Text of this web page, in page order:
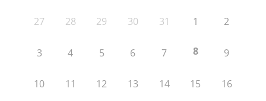
27 28 29 30 31 1 2
3 4 5 6 7 8 9
10 11 12 13 14 15 16